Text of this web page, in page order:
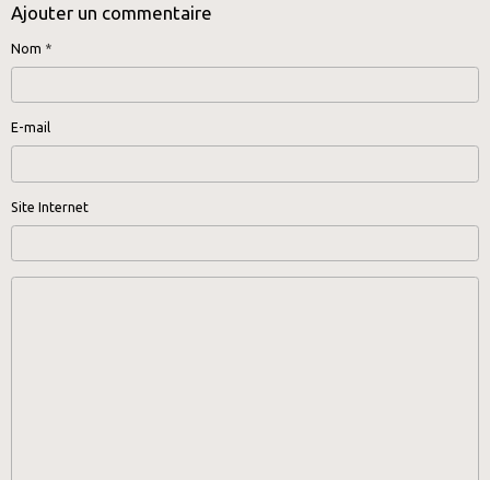
Ajouter un commentaire
Nom
E-mail
Site Internet